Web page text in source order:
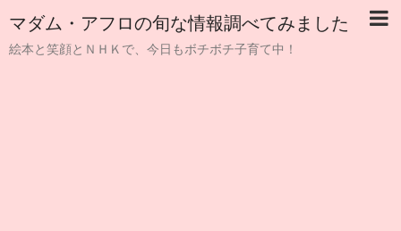
マダム・アフロの旬な情報調べてみました
絵本と笑顔とＮＨＫで、今日もボチボチ子育て中！